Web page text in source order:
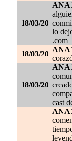
18/03/20
lo
.com
18/03/20
18/03/20
cast